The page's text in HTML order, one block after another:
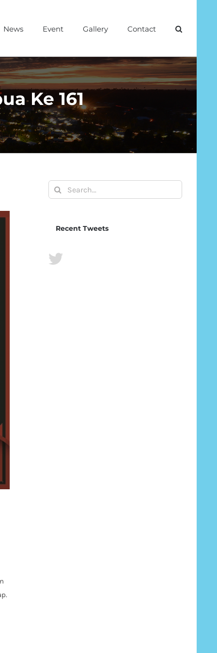
News Event Gallery Contact
Ke 161
Search
for:
Recent Tweets